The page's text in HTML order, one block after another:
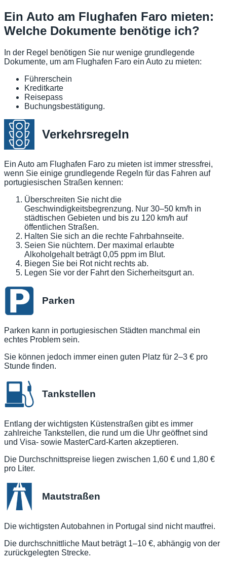
Ein Auto am Flughafen Faro mieten:
Welche Dokumente benötige ich?
In der Regel benötigen Sie nur wenige grundlegende
Dokumente, um am Flughafen Faro ein Auto zu mieten:
Führerschein
Kreditkarte
Reisepass
Buchungsbestätigung.
Verkehrsregeln
Ein Auto am Flughafen Faro zu mieten ist immer stressfrei,
wenn Sie einige grundlegende Regeln für das Fahren auf
portugiesischen Straßen kennen:
Überschreiten Sie nicht die
Geschwindigkeitsbegrenzung. Nur 30–50 km/h in
städtischen Gebieten und bis zu 120 km/h auf
öffentlichen Straßen.
Halten Sie sich an die rechte Fahrbahnseite.
Seien Sie nüchtern. Der maximal erlaubte
Alkoholgehalt beträgt 0,05 ppm im Blut.
Biegen Sie bei Rot nicht rechts ab.
Legen Sie vor der Fahrt den Sicherheitsgurt an.
Parken
Parken kann in portugiesischen Städten manchmal ein
echtes Problem sein.
Sie können jedoch immer einen guten Platz für 2–3 € pro
Stunde finden.
Tankstellen
Entlang der wichtigsten Küstenstraßen gibt es immer
zahlreiche Tankstellen, die rund um die Uhr geöffnet sind
und Visa- sowie MasterCard-Karten akzeptieren.
Die Durchschnittspreise liegen zwischen 1,60 € und 1,80 €
pro Liter.
Mautstraßen
Die wichtigsten Autobahnen in Portugal sind nicht mautfrei.
Die durchschnittliche Maut beträgt 1–10 €, abhängig von der
zurückgelegten Strecke.